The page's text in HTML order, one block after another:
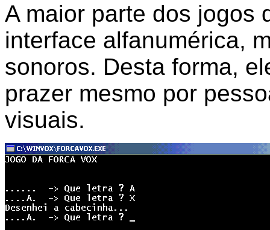
A maior parte dos jogos
interface alfanumérica,
sonoros. Desta forma,
prazer mesmo por
visuais.